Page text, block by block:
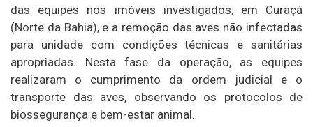
das equipes nos imóveis investigados, em Curaçá
(Norte da Bahia), e a remoção das aves não infectadas
para unidade com condições técnicas e sanitárias
apropriadas. Nesta fase da operação, as equipes
realizaram o cumprimento da ordem judicial e o
transporte das aves, observando os protocolos de
biossegurança e bem-estar animal.